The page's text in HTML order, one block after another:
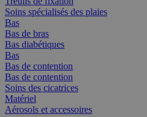
Soins spécialisés des plaies
Bas
Bas de bras
Bas diabétiques
Bas
Bas de contention
Bas de contention
Soins des cicatrices
Matériel
Aérosols et accessoires